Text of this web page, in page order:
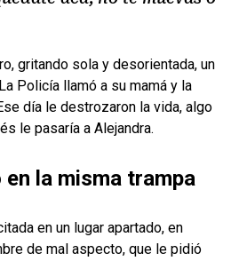
gritando sola y desorientada, un
Policía llamó a su mamá y la
día le destrozaron la vida, algo
le pasaría a Alejandra.
la misma trampa
en un lugar apartado, en
de mal aspecto, que le pidió